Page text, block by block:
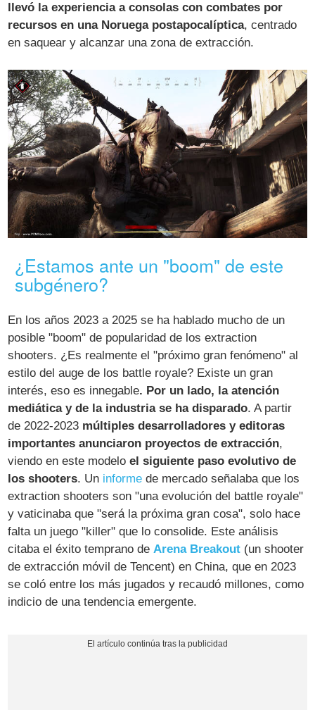
llevó la experiencia a consolas con combates por
recursos en una Noruega postapocalíptica, centrado
en saquear y alcanzar una zona de extracción.
¿Estamos ante un "boom" de este
subgénero?
En los años 2023 a 2025 se ha hablado mucho de un
posible "boom" de popularidad de los extraction
shooters. ¿Es realmente el "próximo gran fenómeno" al
estilo del auge de los battle royale? Existe un gran
interés, eso es innegable. Por un lado, la atención
mediática y de la industria se ha disparado. A partir
de 2022-2023 múltiples desarrolladores y editoras
importantes anunciaron proyectos de extracción,
viendo en este modeloel siguiente paso evolutivo de
los shooters. Un informe de mercado señalaba que los
extraction shooters son "una evolución del battle royale"
y vaticinaba que "será la próxima gran cosa", solo hace
falta un juego "killer" que lo consolide​. Este análisis
citaba el éxito temprano deArena Breakout (un shooter
de extracción móvil de Tencent) en China, que en 2023
se coló entre los más jugados y recaudó millones, como
indicio de una tendencia emergente​.